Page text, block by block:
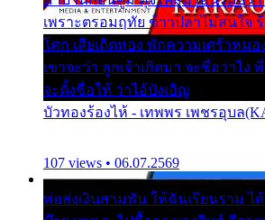
เพราะตรอมฤทัย ข้าวปลาไม่สนใจ
โศก เสียเถิดทอง พักความเศร้าหมอ
เขาจะว่า ลูกเจ้าเกิดมา จะชื่อว่าไง
จะตั้งชื่อให้ ว่าไอ้บังเอิญ
บัวทองร้องไห้ - เทพพร เพชรอุบล
107 views • 06.07.2569
พ่อส่งเงินสามพัน ให้ฉันเรียนราม